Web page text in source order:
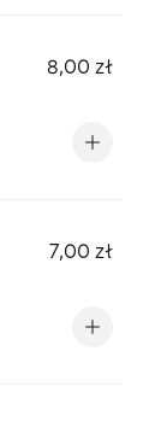
8,00 zł
7,00 zł